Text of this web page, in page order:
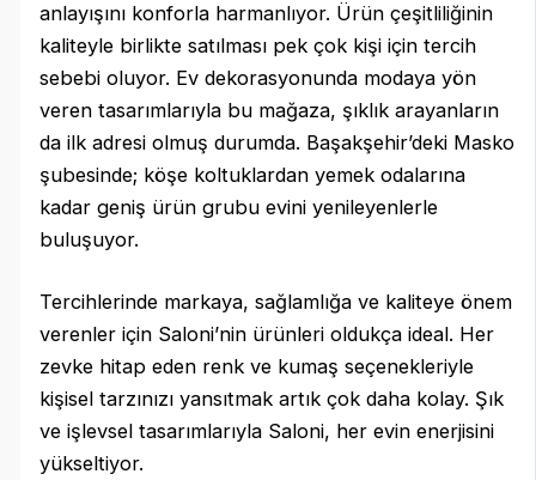
anlayışını konforla harmanlıyor. Ürün çeşitliliğinin
kaliteyle birlikte satılması pek çok kişi için tercih
sebebi oluyor. Ev dekorasyonunda modaya yön
veren tasarımlarıyla bu mağaza, şıklık arayanların
da ilk adresi olmuş durumda. Başakşehir’deki Masko
şubesinde; köşe koltuklardan yemek odalarına
kadar geniş ürün grubu evini yenileyenlerle
buluşuyor.
Tercihlerinde markaya, sağlamlığa ve kaliteye önem
verenler için Saloni’nin ürünleri oldukça ideal. Her
zevke hitap eden renk ve kumaş seçenekleriyle
kişisel tarzınızı yansıtmak artık çok daha kolay. Şık
ve işlevsel tasarımlarıyla Saloni, her evin enerjisini
yükseltiyor.